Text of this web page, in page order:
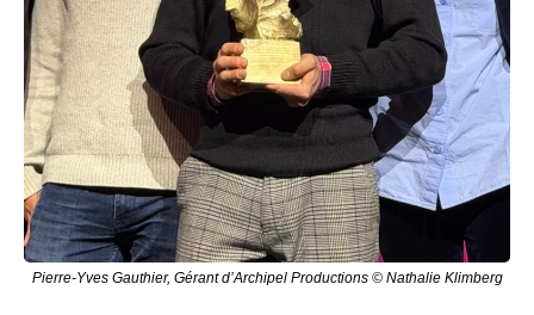
Pierre-Yves Gauthier, Gérant d’Archipel Productions © Nathalie Klimberg